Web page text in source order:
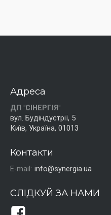
Адреса
ДП "СІНЕРГІЯ"
вул. Будіндустрії, 5
Київ, Україна, 01013
Контакти
E-mail: info@synergia.ua
СЛІДКУЙ ЗА НАМИ